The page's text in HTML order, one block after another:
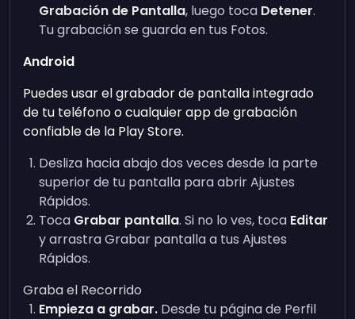
Grabación de Pantalla, luego toca Detener.
Tu grabación se guarda en tus Fotos.
Android
Puedes usar el grabador de pantalla integrado
de tu teléfono o cualquier app de grabación
confiable de la Play Store.
Desliza hacia abajo dos veces desde la parte
superior de tu pantalla para abrir Ajustes
Rápidos.
Toca Grabar pantalla. Si no lo ves, toca Editar
y arrastra Grabar pantalla a tus Ajustes
Rápidos.
Graba el Recorrido
Empieza a grabar. Desde tu página de Perfil